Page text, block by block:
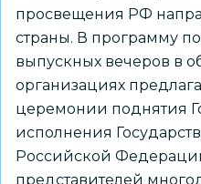
просвещения РФ
страны. В программу
выпускных вечеров в
организациях
церемонии поднятия
исполнения
Российской
представителей